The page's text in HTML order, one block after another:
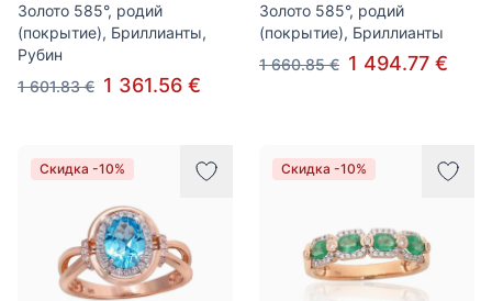
Золото 585°, родий
(покрытие), Бриллианты,
Рубин
1 601.83 € 1 361.56 €
Золото 585°, родий
(покрытие), Бриллианты
1 660.85 € 1 494.77 €
Скидка -10% Скидка -10%